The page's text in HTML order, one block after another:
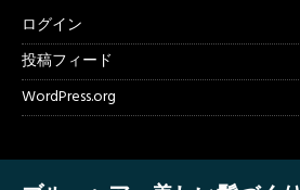
ログイン
投稿フィード
WordPress.org